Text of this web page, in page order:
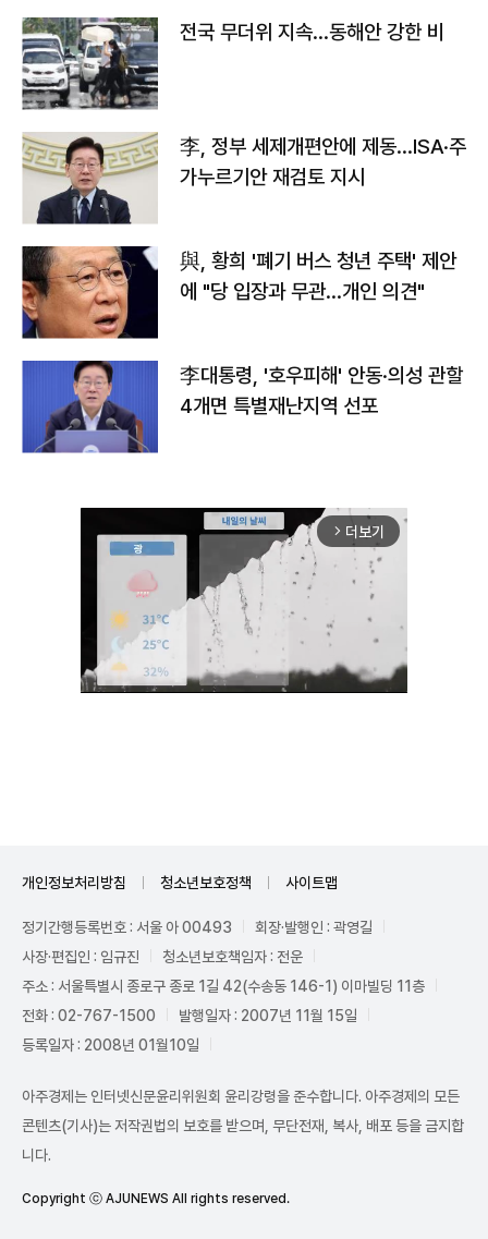
전국 무더위 지속…동해안 강한 비
李, 정부 세제개편안에 제동…ISA·주
가누르기안 재검토 지시
與, 황희 '폐기 버스 청년 주택' 제안
에 "당 입장과 무관…개인 의견"
李대통령, '호우피해' 안동·의성 관할
4개면 특별재난지역 선포
arrow_forward_ios 더보기
개인정보처리방침 청소년보호정책 사이트맵
정기간행등록번호 : 서울 아 00493
회장·발행인 : 곽영길
사장·편집인 : 임규진
청소년보호책임자 : 전운
주소 : 서울특별시 종로구 종로 1길 42(수송동 146-1) 이마빌딩 11층
전화 : 02-767-1500
발행일자 : 2007년 11월 15일
등록일자 : 2008년 01월10일
아주경제는 인터넷신문윤리위원회 윤리강령을 준수합니다. 아주경제의 모든
콘텐츠(기사)는 저작권법의 보호를 받으며, 무단전재, 복사, 배포 등을 금지합
니다.
Copyright ⓒ AJUNEWS All rights reserved.